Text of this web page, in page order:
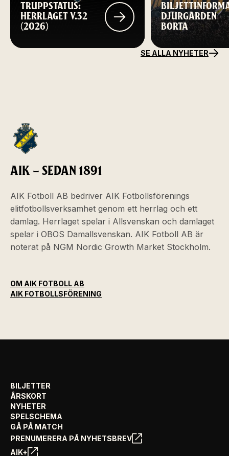
TRUPPSTATUS:
HERRLAGET V.32
(2026)
DJURGÅRDEN
BORTA
SE ALLA NYHETER
AIK – SEDAN 1891
AIK Fotboll AB bedriver AIK Fotbollsförenings
elitfotbollsverksamhet genom ett herrlag och ett
damlag. Herrlaget spelar i Allsvenskan och damlaget
spelar i OBOS Damallsvenskan. AIK Fotboll AB är
noterat på NGM Nordic Growth Market Stockholm.
OM AIK FOTBOLL AB
AIK FOTBOLLSFÖRENING
BILJETTER
ÅRSKORT
NYHETER
SPELSCHEMA
GÅ PÅ MATCH
PRENUMERERA PÅ NYHETSBREV
AIK+